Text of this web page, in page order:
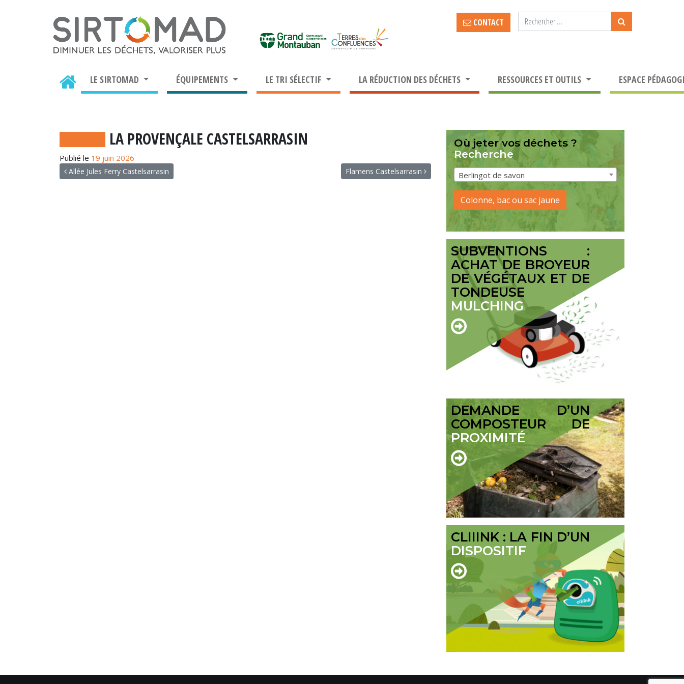
CONTACT
LE SIRTOMAD ÉQUIPEMENTS LE TRI SÉLECTIF LA RÉDUCTION DES DÉCHETS RESSOURCES ET OUTILS ESPACE
LA PROVENÇALE CASTELSARRASIN
Publié le 19 juin 2026
NAVIGATION
Allée Jules Ferry Castelsarrasin Flamens Castelsarrasin
Où jeter vos déchets ?
Recherche
Berlingot de savon
Colonne, bac ou sac jaune
SUBVENTIONS :
ACHAT DE BROYEUR
DE VÉGÉTAUX ET DE
TONDEUSE
MULCHING
DEMANDE D’UN
COMPOSTEUR DE
PROXIMITÉ
CLIIINK : LA FIN D’UN
DISPOSITIF